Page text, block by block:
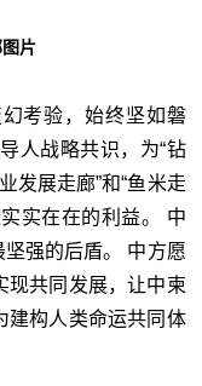
片
考验，始终坚如磐
人战略共识，为“钻
发展走廊”和“鱼米走
实在在的利益。 中
强的后盾。 中方愿
现共同发展，让中柬
建构人类命运共同体